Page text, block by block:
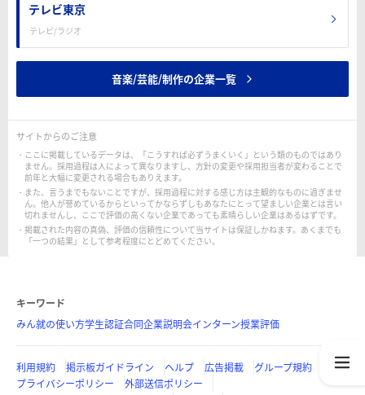
テレビ東京
テレビ/ラジオ
音楽/芸能/制作の企業一覧
サイトからのご注意
ここに掲載しているデータは、「こうすれば必ずうまくいく」という類のものではあり
ません。採用過程は人によって異なりますし、方針の変更や採用担当者が変わることで
前年と大幅に変更される場合もありえます。
また、言うまでもないことですが、採用過程に対する感じ方は主観的なものに過ぎませ
ん。他人が誉めているからといってかならずしもあなたにとって望ましい企業とは言い
切れませんし、ここで評価の高くない企業であっても素晴らしい企業はあるはずです。
掲載された内容の真偽、評価の信頼性について当サイトは保証しかねます。あくまでも
「一つの結果」として参考程度にとどめてください。
キーワード
みん就の使い方学生認証合同企業説明会インターン授業評価
利用規約 掲示板ガイドライン ヘルプ 広告掲載
グループ規約
プライバシーポリシー
外部送信ポリシー